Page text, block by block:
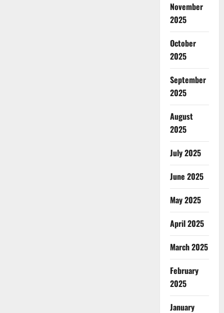
November
2025
October
2025
September
2025
August
2025
July 2025
June 2025
May 2025
April 2025
March 2025
February
2025
January